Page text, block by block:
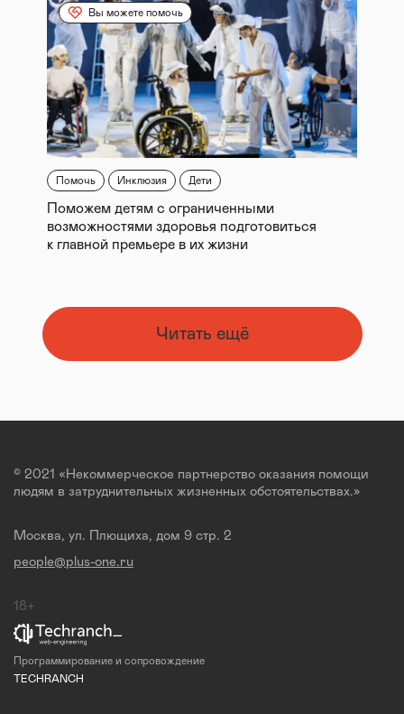
Вы можете помочь
Помочь Инклюзия Дети
Поможем детям с ограниченными
возможностями здоровья подготовиться
к главной премьере в их жизни
Читать ещё
© 2021 «Некоммерческое партнерство оказания помощи
людям в затруднительных жизненных обстоятельствах.»
Москва, ул. Плющиха, дом 9 стр. 2
people@plus-one.ru
18+
Программирование и сопровождение
TECHRANCH